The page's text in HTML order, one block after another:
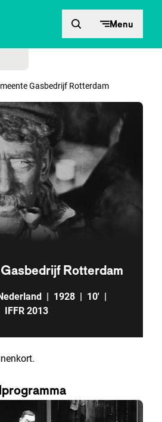
Menu
Gasbedrijf Rotterdam
Rotterdam
| 1928 | 10' |
IFFR 2013